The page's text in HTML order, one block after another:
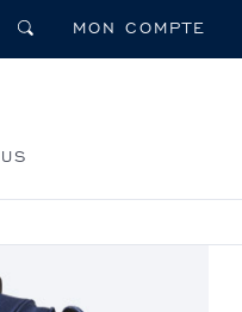
MON COMPTE